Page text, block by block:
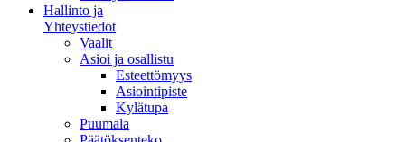
Hallinto ja
Yhteystiedot
Vaalit
Asioi ja osallistu
Esteettömyys
Asiointipiste
Kylätupa
Puumala